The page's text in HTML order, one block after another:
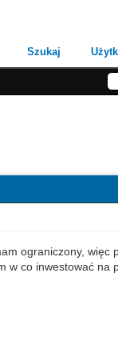
Szukaj
ograniczony, więc
w co inwestować na